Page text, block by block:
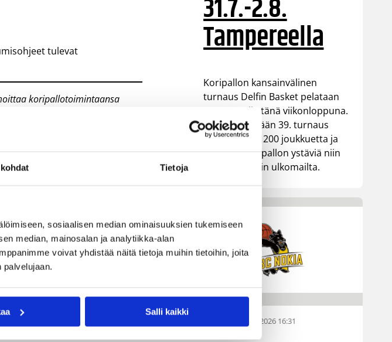
Tietoja
sosiaalisen median ominaisuuksien tukemiseen
median, mainosalan ja analytiikka-alan
voivat yhdistää näitä tietoja muihin tietoihin, joita
palvelujaan.
Salli kaikki
tulevat
koripallotoimintaansa
31.7.-2.8.
Tampereella
Koripallon kansainvälinen
turnaus Delfin Basket pelataan
Tampereella tänä viikonloppuna.
Järjestyksessään 39. turnaus
kerää yhteen 200 joukkuetta ja
tuhansia koripallon ystäviä niin
Suomesta kuin ulkomailta.
01.08.2026 16:31